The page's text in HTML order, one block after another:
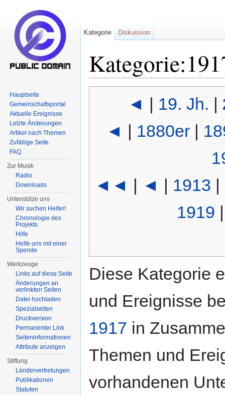
◄ 19. Jh.
◄
1880er
◄◄
◄ 1913
1919
Diese Kategorie
und Ereignisse
1917 in
Themen und
vorhandenen
Kategorie Diskussion
Hauptseite
Gemeinschaftsportal
Aktuelle Ereignisse
Letzte Änderungen
Artikel nach Themen
Zufällige Seite
FAQ
Zur Musik
Radio
Downloads
Unterstütze uns
Wir suchen Helfer!
Chronologie des
Projekts
Hilfe
Helfe uns mit einer
Spende
Werkzeuge
Links auf diese Seite
Änderungen an
verlinkten Seiten
Datei hochladen
Spezialseiten
Druckversion
Permanenter Link
Seiten­informationen
Attribute anzeigen
Stiftung
Ländervertretungen
Publikationen
Statuten